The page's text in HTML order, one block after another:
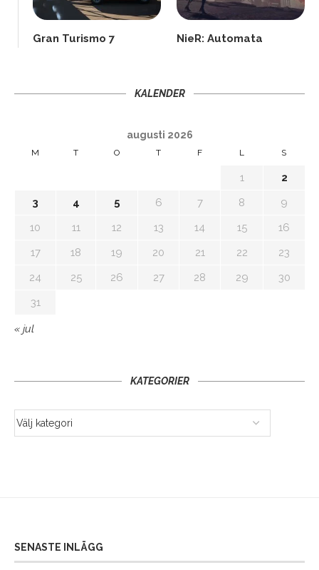
Gran Turismo 7 NieR: Automata
KALENDER
augusti 2026
M T O T F L S
1
2
3
4 5 6 7 8
9
10
11 12 13 14 15
16
17
18 19 20 21 22
23
24
25 26 27 28 29
30
31
« jul
KATEGORIER
SENASTE INLÄGG